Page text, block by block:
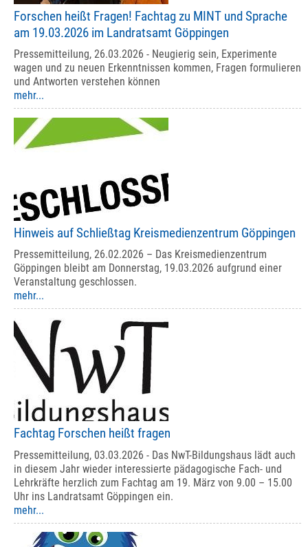
Forschen heißt Fragen! Fachtag zu MINT und Sprache
am 19.03.2026 im Landratsamt Göppingen
Pressemitteilung, 26.03.2026 - Neugierig sein, Experimente
wagen und zu neuen Erkenntnissen kommen, Fragen formulieren
und Antworten verstehen können
mehr...
Hinweis auf Schließtag Kreismedienzentrum Göppingen
Pressemitteilung, 26.02.2026 – Das Kreismedienzentrum
Göppingen bleibt am Donnerstag, 19.03.2026 aufgrund einer
Veranstaltung geschlossen.
mehr...
Fachtag Forschen heißt fragen
Pressemitteilung, 03.03.2026 - Das NwT-Bildungshaus lädt auch
in diesem Jahr wieder interessierte pädagogische Fach- und
Lehrkräfte herzlich zum Fachtag am 19. März von 9.00 – 15.00
Uhr ins Landratsamt Göppingen ein.
mehr...